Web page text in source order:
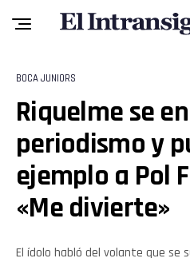
BOCA JUNIORS
Riquelme se
periodismo y
ejemplo a Pol
«Me divierte»
El ídolo habló del volante que se
Flipboard
Reddit